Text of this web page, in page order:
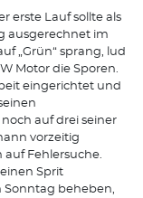
erste Lauf sollte als
ausgerechnet im
„Grün“ sprang, lud
Motor die Sporen.
eingerichtet und
auf drei seiner
vorzeitig
Fehlersuche.
Sprit
Sonntag beheben,